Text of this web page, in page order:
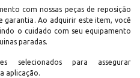
com nossas peças de reposição
garantia. Ao adquirir este item, você
o cuidado com seu equipamento
paradas.
selecionados para assegurar
aplicação.